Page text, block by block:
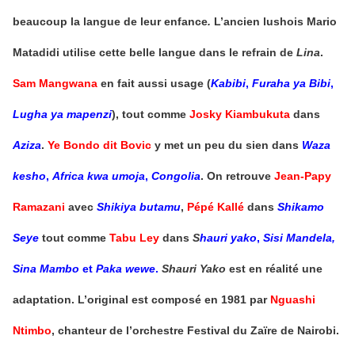
beaucoup la langue de leur enfance. L’ancien lushois Mario
Matadidi utilise cette belle langue dans le refrain de Lina.
Sam Mangwana en fait aussi usage (Kabibi, Furaha ya Bibi,
Lugha ya mapenzi), tout comme Josky Kiambukuta dans
Aziza. Ye Bondo dit Bovic y met un peu du sien dans Waza
kesho, Africa kwa umoja, Congolia. On retrouve Jean-Papy
Ramazani avec Shikiya butamu, Pépé Kallé dans Shikamo
Seye tout comme Tabu Ley dans Shauri yako, Sisi Mandela,
Sina Mambo et Paka wewe. Shauri Yako est en réalité une
adaptation. L’original est composé en 1981 par Nguashi
Ntimbo, chanteur de l’orchestre Festival du Zaïre de Nairobi.